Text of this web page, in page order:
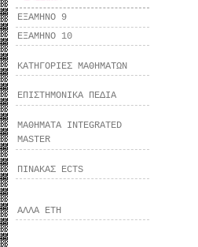
ΕΞΑΜΗΝΟ 9
ΕΞΑΜΗΝΟ 10
ΚΑΤΗΓΟΡΙΕΣ ΜΑΘΗΜΑΤΩΝ
ΕΠΙΣΤΗΜΟΝΙΚΑ ΠΕΔΙΑ
ΜΑΘΗΜΑΤΑ INTEGRATED
MASTER
ΠΙΝΑΚΑΣ ECTS
ΑΛΛΑ ΕΤΗ